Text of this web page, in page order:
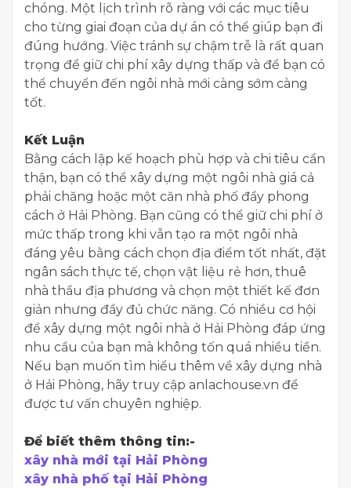
chóng. Một lịch trình rõ ràng với các mục tiêu
cho từng giai đoạn của dự án có thể giúp bạn đi
đúng hướng. Việc tránh sự chậm trễ là rất quan
trọng để giữ chi phí xây dựng thấp và để bạn có
thể chuyển đến ngôi nhà mới càng sớm càng
tốt.
​Kết Luận
​Bằng cách lập kế hoạch phù hợp và chi tiêu cẩn
thận, bạn có thể xây dựng một ngôi nhà giá cả
phải chăng hoặc một căn nhà phố đầy phong
cách ở Hải Phòng. Bạn cũng có thể giữ chi phí ở
mức thấp trong khi vẫn tạo ra một ngôi nhà
đáng yêu bằng cách chọn địa điểm tốt nhất, đặt
ngân sách thực tế, chọn vật liệu rẻ hơn, thuê
nhà thầu địa phương và chọn một thiết kế đơn
giản nhưng đầy đủ chức năng. Có nhiều cơ hội
để xây dựng một ngôi nhà ở Hải Phòng đáp ứng
nhu cầu của bạn mà không tốn quá nhiều tiền.
Nếu bạn muốn tìm hiểu thêm về xây dựng nhà
ở Hải Phòng, hãy truy cập anlachouse.vn để
được tư vấn chuyên nghiệp.
Để biết thêm thông tin:-
xây nhà mới tại Hải Phòng
xây nhà phố tại Hải Phòng